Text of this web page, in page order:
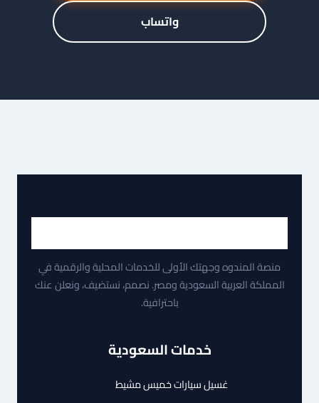
واتساب
منصة المندوه وجهتك الأولى للخدمات المحلية والرقمية في
المملكة العربية السعودية ومصر. نصمم، نستضيف، ونعلن عنك
باحترافية.
خدمات السعودية
غسيل سيارات خميس مشيط